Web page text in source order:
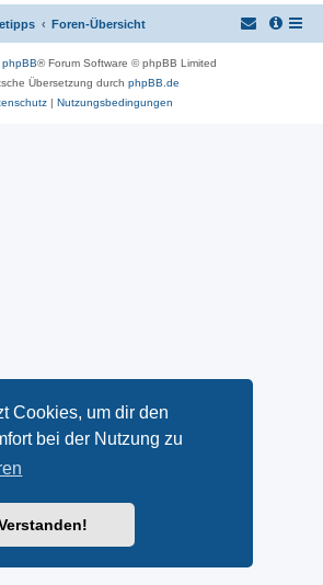
Cookies, um dir den
bei der Nutzung zu
Foren-Übersicht
phpBB® Forum Software © phpBB Limited
Übersetzung durch phpBB.de
| Nutzungsbedingungen